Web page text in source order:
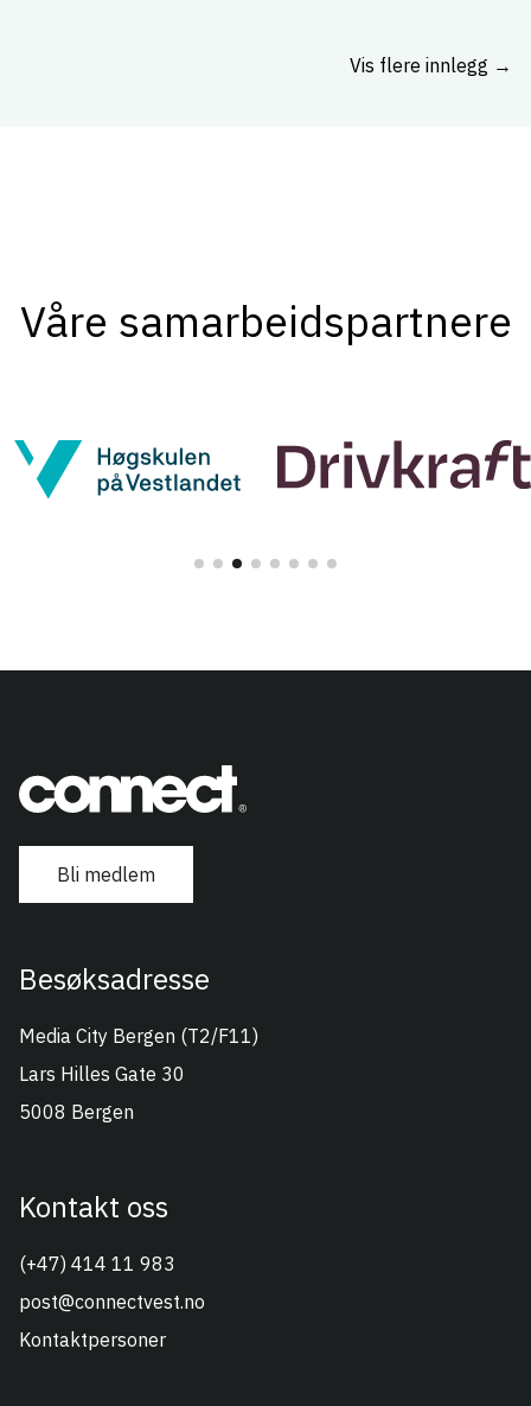
Vis flere innlegg →
Våre samarbeidspartnere
Bli medlem
Besøksadresse
Connect Vest
Media City Bergen (T2/F11)
Lars Hilles Gate 30
5008 Bergen
Kontakt oss
(+47) 414 11 983
post@connectvest.no
Kontaktpersoner